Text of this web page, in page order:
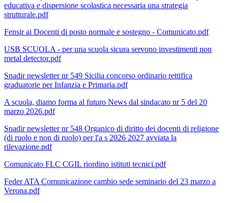
educativa e dispersione scolastica necessaria una strategia
strutturale.pdf
Fensir ai Docenti di posto normale e sostegno - Comunicato.pdf
USB SCUOLA - per una scuola sicura servono investimenti non
metal detector.pdf
Snadir newsletter nr 549 Sicilia concorso ordinario rettifica
graduatorie per Infanzia e Primaria.pdf
A scuola, diamo forma al futuro News dal sindacato nr 5 del 20
marzo 2026.pdf
Snadir newsletter nr 548 Organico di diritto dei docenti di religione
(di ruolo e non di ruolo) per l'a s 2026 2027 avviata la
rilevazione.pdf
Comunicato FLC CGIL riordino istituti tecnici.pdf
Feder ATA Comunicazione cambio sede seminario del 23 marzo a
Verona.pdf